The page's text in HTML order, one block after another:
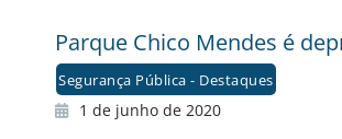
Parque Chico Mendes é
Segurança Pública - Destaques
1 de junho de 2020